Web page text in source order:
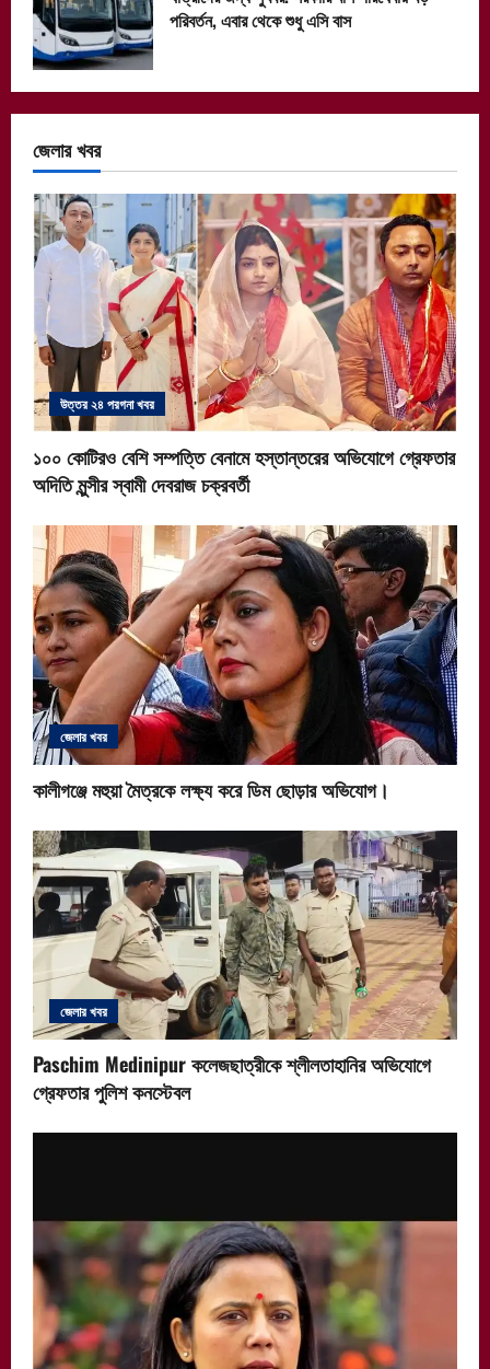
পরিবর্তন, এবার থেকে শুধু এসি বাস
জেলার খবর
উত্তর ২৪ পরগনা খবর
১০০ কোটিরও বেশি সম্পত্তি বেনামে হস্তান্তরের অভিযোগে গ্রেফতার
অদিতি মুন্সীর স্বামী দেবরাজ চক্রবর্তী
জেলার খবর
কালীগঞ্জে মহুয়া মৈত্রকে লক্ষ্য করে ডিম ছোড়ার অভিযোগ।
জেলার খবর
Paschim Medinipur কলেজছাত্রীকে শ্লীলতাহানির অভিযোগে
গ্রেফতার পুলিশ কনস্টেবল